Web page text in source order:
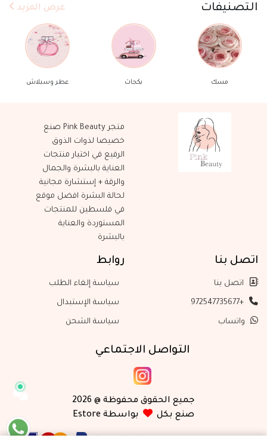
التصنيفات عرض المزيد
مسك بكجات عطر وسبلاش
متجر Pink Beauty صنع
خصيصا لذوات الذوق
الرفيع في اختيار منتجات
العناية بالبشرة والجمال
والرقة + إستشارة مجانية
لحالة البشرة افضل موقع
في فلسطين للمنتجات
المستوردة والعناية
بالبشرة
اتصل بنا
اتصل بنا
+972547735677
واتساب
روابط
سياسة إلغاء الطلب
سياسة الإستبدال
سياسة الشحن
التواصل الاجتماعي
جميع الحقوق محفوظة @ 2026
صنع بكل
بواسطة Estore